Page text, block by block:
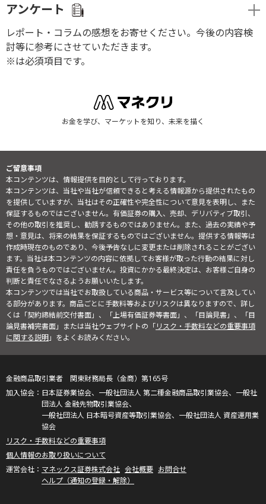
アンケート
レポート・コラムの感想をお寄せください。今後の内容検
討等に参考にさせていただきます。
※は必須項目です。
お金を学び、マーケットを知り、未来を描く
ご留意事項
本コンテンツは、情報提供を目的として行っております。
本コンテンツは、当社や当社が信頼できると考える情報源から提供されたもの
を提供していますが、当社はその正確性や完全性について意見を表明し、また
保証するものではございません。有価証券の購入、売却、デリバティブ取引、
その他の取引を推奨し、勧誘するものではありません。また、過去の実績や予
想・意見は、将来の結果を保証するものではございません。提供する情報等は
作成時現在のものであり、今後予告なしに変更または削除されることがござい
ます。当社は本コンテンツの内容に依拠してお客様が取った行動の結果に対し
責任を負うものではございません。投資にかかる最終決定は、お客様ご自身の
判断と責任でなさるようお願いいたします。
本コンテンツでは当社でお取扱している商品・サービス等について言及してい
る部分があります。商品ごとに手数料等およびリスクは異なりますので、詳し
くは「契約締結前交付書面」、「上場有価証券等書面」、「目論見書」、「目
論見書補完書面」または当社ウェブサイトの「リスク・手数料などの重要事項
に関する説明」をよくお読みください。
金融商品取引業者 関東財務局長（金商）第165号
日本証券業協会、一般社団法人 第二種金融商品取引業協会、一般社
団法人 金融先物取引業協会、
一般社団法人 日本暗号資産等取引業協会、一般社団法人 資産運用業
協会
リスク・手数料などの重要事項
個人情報のお取り扱いについて
マネックス証券株式会社 会社概要 お問合せ
ヘルプ（通知の登録・解除）